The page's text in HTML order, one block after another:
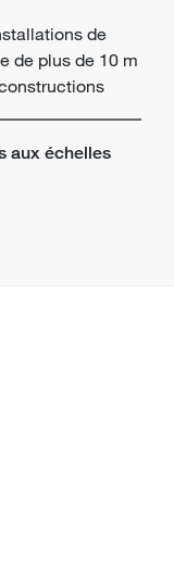
de
de plus de 10 m
aux échelles